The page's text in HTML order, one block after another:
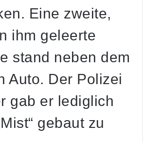
Eine zweite,
ihm geleerte
stand neben dem
Auto. Der Polizei
gab er lediglich
gebaut zu